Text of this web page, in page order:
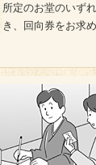
所定のお堂のいず
き、回向券をお求